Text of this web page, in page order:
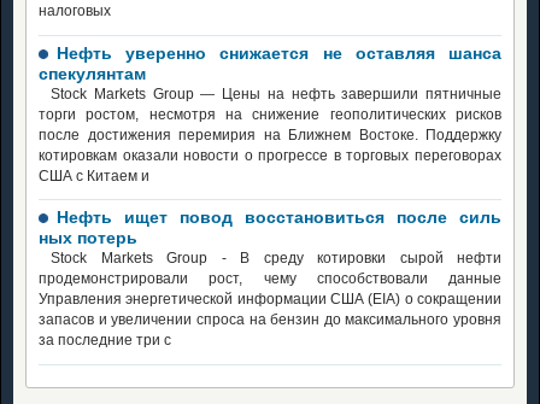
налоговых
Нефть уверенно снижается не оставляя шанса
спекулянтам
Stock Markets Group — Цены на нефть завершили пятничные
торги ростом, несмотря на снижение геополитических рисков
после достижения перемирия на Ближнем Востоке. Поддержку
котировкам оказали новости о прогрессе в торговых переговорах
США с Китаем и
Нефть ищет повод восстановиться после силь
ных потерь
Stock Markets Group - В среду котировки сырой нефти
продемонстрировали рост, чему способствовали данные
Управления энергетической информации США (EIA) о сокращении
запасов и увеличении спроса на бензин до максимального уровня
за последние три с